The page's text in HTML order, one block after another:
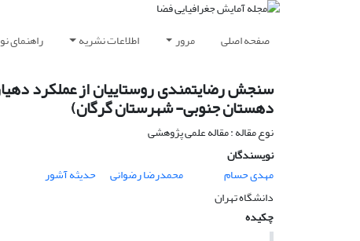
صفحه اصلی مرور اطلاعات نشریه راهنمای
سنجش رضایتمندی روستاییان از عملکرد
دهستان جنوبی- شهرستان گرگان)
نوع مقاله : مقاله علمی پژوهشی
نویسندگان
مهدی حسام
محمدرضا رضوانی
حدیثه آشور
دانشگاه تهران
چکیده